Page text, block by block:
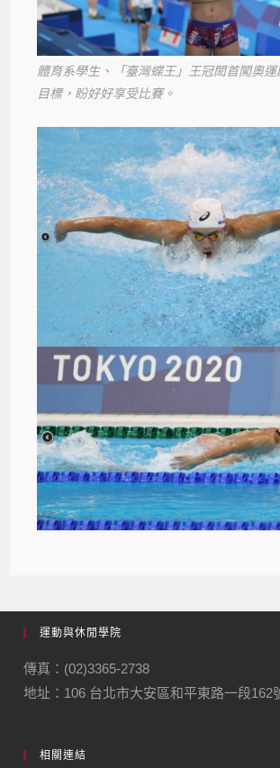
體育系學生、「臺灣蝶王」王冠閎首闖奧
目標，盼好好享受比賽。
運動與休閒學院
傳真：(02)3365-2738
地址：106 台北市大安區和平東路一段162
相關連結